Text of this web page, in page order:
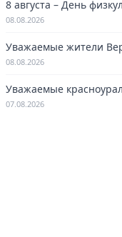
8 августа – День
08.08.2026
Уважаемые жители
08.08.2026
Уважаемые
07.08.2026